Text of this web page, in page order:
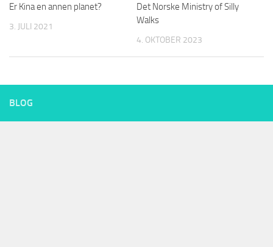
Er Kina en annen planet?
3. JULI 2021
Det Norske Ministry of Silly
Walks
4. OKTOBER 2023
BLOG